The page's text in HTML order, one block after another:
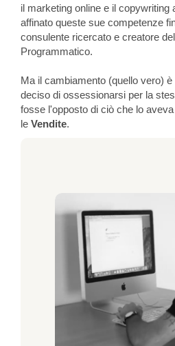
il marketing online e il
affinato queste sue competenze
consulente ricercato e creatore
Programmatico.
Ma il cambiamento (quello vero)
deciso di ossessionarsi per la
fosse l'opposto di ciò che lo
le Vendite.